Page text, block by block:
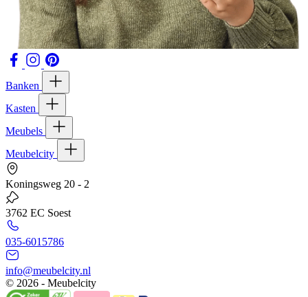
Banken
Kasten
Meubels
Meubelcity
Koningsweg 20 - 2
3762 EC Soest
035-6015786
info@meubelcity.nl
© 2026 - Meubelcity